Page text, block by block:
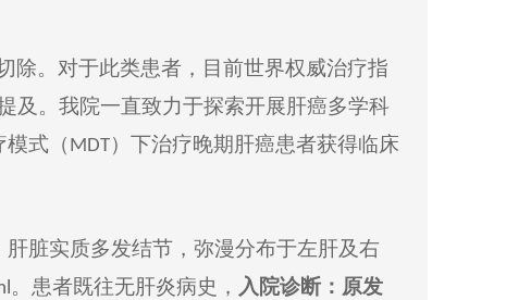
除。对于此类患者，目前世界权威治疗指
及。我院一直致力于探索开展肝癌多学科
模式（ MDT）下治疗晚期肝癌患者获得临床
肝脏实质多发结节，弥漫分布于左肝及右
。患者既往无肝炎病史， 入院诊断：原发